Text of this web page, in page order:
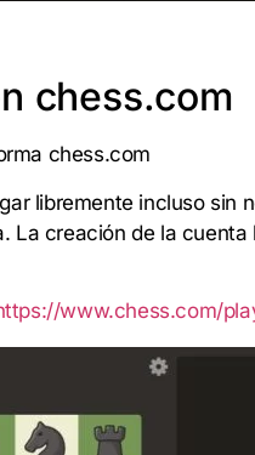
chess.com
chess.com
libremente incluso sin
creación de la
www.chess.com/